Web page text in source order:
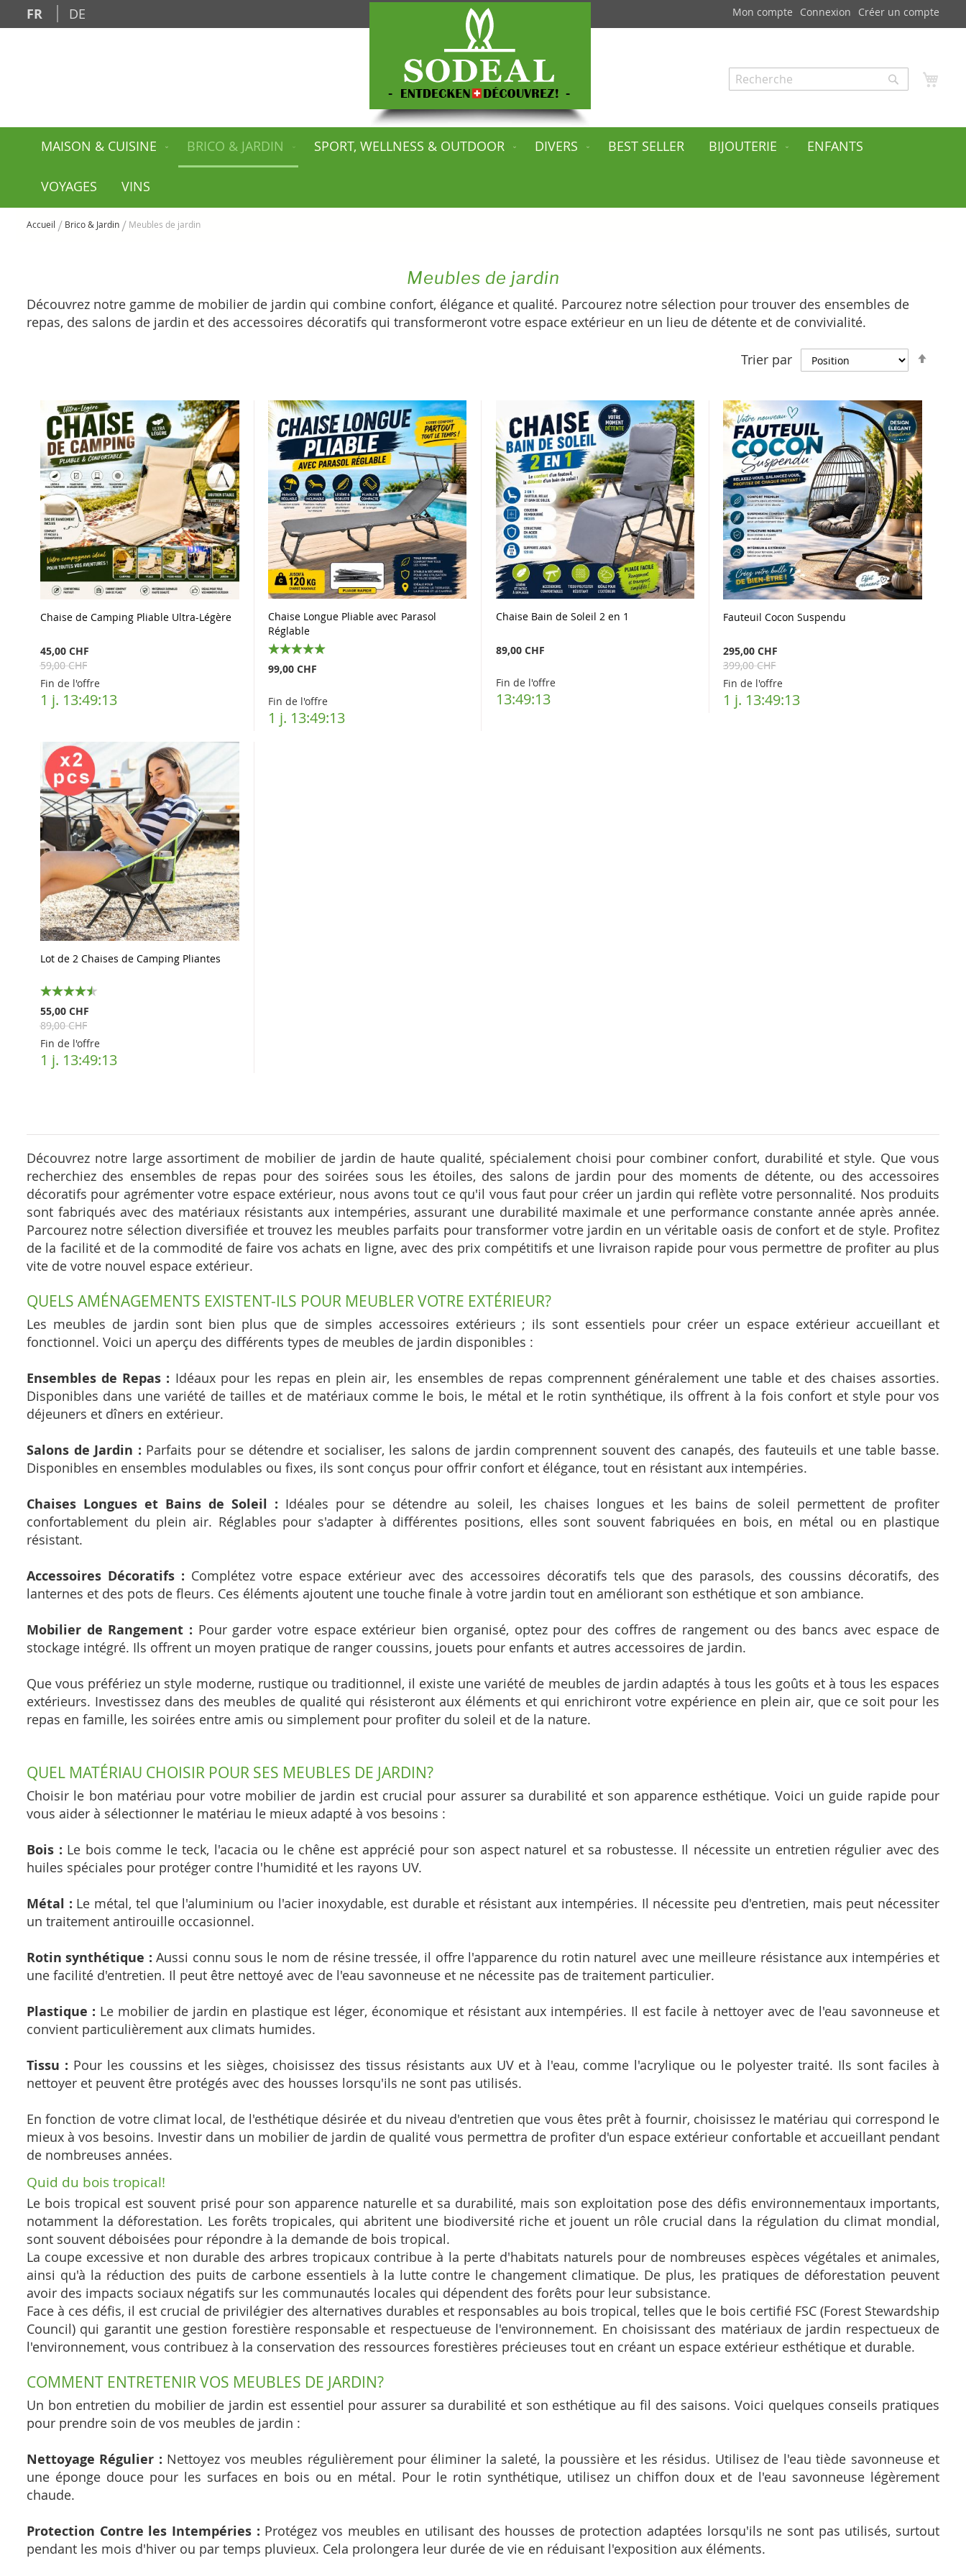
Mon compte Connexion Créer un compte
Allez
au
FR DE
Rechercher
MAISON & CUISINE BRICO & JARDIN SPORT, WELLNESS & OUTDOOR DIVERS BEST SELLER BIJOUTERIE ENFANTS
VOYAGES VINS
Accueil Brico & Jardin Meubles de jardin
Meubles de jardin
Découvrez notre gamme de mobilier de jardin qui combine confort, élégance et qualité. Parcourez notre sélection pour trouver des ensembles de
repas, des salons de jardin et des accessoires décoratifs qui transformeront votre espace extérieur en un lieu de détente et de convivialité.
Trier par
Chaise de Camping Pliable Ultra-Légère
45,00 CHF
59,00 CHF
Fin de l'offre
1 j. 13:49:12
Chaise Longue Pliable avec Parasol
Réglable
100%
99,00 CHF
Fin de l'offre
1 j. 13:49:12
Chaise Bain de Soleil 2 en 1
89,00 CHF
Fin de l'offre
13:49:12
Fauteuil Cocon Suspendu
295,00 CHF
399,00 CHF
Fin de l'offre
1 j. 13:49:12
Lot de 2 Chaises de Camping Pliantes
90%
55,00 CHF
89,00 CHF
Fin de l'offre
1 j. 13:49:12
Découvrez notre large assortiment de mobilier de jardin de haute qualité, spécialement choisi pour combiner confort, durabilité et style. Que vous
recherchiez des ensembles de repas pour des soirées sous les étoiles, des salons de jardin pour des moments de détente, ou des accessoires
décoratifs pour agrémenter votre espace extérieur, nous avons tout ce qu'il vous faut pour créer un jardin qui reflète votre personnalité. Nos produits
sont fabriqués avec des matériaux résistants aux intempéries, assurant une durabilité maximale et une performance constante année après année.
Parcourez notre sélection diversifiée et trouvez les meubles parfaits pour transformer votre jardin en un véritable oasis de confort et de style. Profitez
de la facilité et de la commodité de faire vos achats en ligne, avec des prix compétitifs et une livraison rapide pour vous permettre de profiter au plus
vite de votre nouvel espace extérieur.
QUELS AMÉNAGEMENTS EXISTENT-ILS POUR MEUBLER VOTRE EXTÉRIEUR?
Les meubles de jardin sont bien plus que de simples accessoires extérieurs ; ils sont essentiels pour créer un espace extérieur accueillant et
fonctionnel. Voici un aperçu des différents types de meubles de jardin disponibles :
Ensembles de Repas : Idéaux pour les repas en plein air, les ensembles de repas comprennent généralement une table et des chaises assorties.
Disponibles dans une variété de tailles et de matériaux comme le bois, le métal et le rotin synthétique, ils offrent à la fois confort et style pour vos
déjeuners et dîners en extérieur.
Salons de Jardin : Parfaits pour se détendre et socialiser, les salons de jardin comprennent souvent des canapés, des fauteuils et une table basse.
Disponibles en ensembles modulables ou fixes, ils sont conçus pour offrir confort et élégance, tout en résistant aux intempéries.
Chaises Longues et Bains de Soleil : Idéales pour se détendre au soleil, les chaises longues et les bains de soleil permettent de profiter
confortablement du plein air. Réglables pour s'adapter à différentes positions, elles sont souvent fabriquées en bois, en métal ou en plastique
résistant.
Accessoires Décoratifs : Complétez votre espace extérieur avec des accessoires décoratifs tels que des parasols, des coussins décoratifs, des
lanternes et des pots de fleurs. Ces éléments ajoutent une touche finale à votre jardin tout en améliorant son esthétique et son ambiance.
Mobilier de Rangement : Pour garder votre espace extérieur bien organisé, optez pour des coffres de rangement ou des bancs avec espace de
stockage intégré. Ils offrent un moyen pratique de ranger coussins, jouets pour enfants et autres accessoires de jardin.
Que vous préfériez un style moderne, rustique ou traditionnel, il existe une variété de meubles de jardin adaptés à tous les goûts et à tous les espaces
extérieurs. Investissez dans des meubles de qualité qui résisteront aux éléments et qui enrichiront votre expérience en plein air, que ce soit pour les
repas en famille, les soirées entre amis ou simplement pour profiter du soleil et de la nature.
QUEL MATÉRIAU CHOISIR POUR SES MEUBLES DE JARDIN?
Choisir le bon matériau pour votre mobilier de jardin est crucial pour assurer sa durabilité et son apparence esthétique. Voici un guide rapide pour
vous aider à sélectionner le matériau le mieux adapté à vos besoins :
Bois : Le bois comme le teck, l'acacia ou le chêne est apprécié pour son aspect naturel et sa robustesse. Il nécessite un entretien régulier avec des
huiles spéciales pour protéger contre l'humidité et les rayons UV.
Métal : Le métal, tel que l'aluminium ou l'acier inoxydable, est durable et résistant aux intempéries. Il nécessite peu d'entretien, mais peut nécessiter
un traitement antirouille occasionnel.
Rotin synthétique : Aussi connu sous le nom de résine tressée, il offre l'apparence du rotin naturel avec une meilleure résistance aux intempéries et
une facilité d'entretien. Il peut être nettoyé avec de l'eau savonneuse et ne nécessite pas de traitement particulier.
Plastique : Le mobilier de jardin en plastique est léger, économique et résistant aux intempéries. Il est facile à nettoyer avec de l'eau savonneuse et
convient particulièrement aux climats humides.
Tissu : Pour les coussins et les sièges, choisissez des tissus résistants aux UV et à l'eau, comme l'acrylique ou le polyester traité. Ils sont faciles à
nettoyer et peuvent être protégés avec des housses lorsqu'ils ne sont pas utilisés.
En fonction de votre climat local, de l'esthétique désirée et du niveau d'entretien que vous êtes prêt à fournir, choisissez le matériau qui correspond le
mieux à vos besoins. Investir dans un mobilier de jardin de qualité vous permettra de profiter d'un espace extérieur confortable et accueillant pendant
de nombreuses années.
Quid du bois tropical!
Le bois tropical est souvent prisé pour son apparence naturelle et sa durabilité, mais son exploitation pose des défis environnementaux importants,
notamment la déforestation. Les forêts tropicales, qui abritent une biodiversité riche et jouent un rôle crucial dans la régulation du climat mondial,
sont souvent déboisées pour répondre à la demande de bois tropical.
La coupe excessive et non durable des arbres tropicaux contribue à la perte d'habitats naturels pour de nombreuses espèces végétales et animales,
ainsi qu'à la réduction des puits de carbone essentiels à la lutte contre le changement climatique. De plus, les pratiques de déforestation peuvent
avoir des impacts sociaux négatifs sur les communautés locales qui dépendent des forêts pour leur subsistance.
Face à ces défis, il est crucial de privilégier des alternatives durables et responsables au bois tropical, telles que le bois certifié FSC (Forest Stewardship
Council) qui garantit une gestion forestière responsable et respectueuse de l'environnement. En choisissant des matériaux de jardin respectueux de
l'environnement, vous contribuez à la conservation des ressources forestières précieuses tout en créant un espace extérieur esthétique et durable.
COMMENT ENTRETENIR VOS MEUBLES DE JARDIN?
Un bon entretien du mobilier de jardin est essentiel pour assurer sa durabilité et son esthétique au fil des saisons. Voici quelques conseils pratiques
pour prendre soin de vos meubles de jardin :
Nettoyage Régulier : Nettoyez vos meubles régulièrement pour éliminer la saleté, la poussière et les résidus. Utilisez de l'eau tiède savonneuse et
une éponge douce pour les surfaces en bois ou en métal. Pour le rotin synthétique, utilisez un chiffon doux et de l'eau savonneuse légèrement
chaude.
Protection Contre les Intempéries : Protégez vos meubles en utilisant des housses de protection adaptées lorsqu'ils ne sont pas utilisés, surtout
pendant les mois d'hiver ou par temps pluvieux. Cela prolongera leur durée de vie en réduisant l'exposition aux éléments.